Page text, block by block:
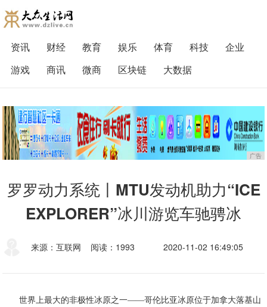
资讯 财经 教育 娱乐 体育 科技
企业
游戏
商讯 微商 区块链 大数据
广告
罗罗动力系统丨MTU发动机助力“ICE
EXPLORER”冰川游览车驰骋冰
来源：互联网 阅读：1993 2020-11-02 16:49:05
世界上最大的非极性冰原之一——哥伦比亚冰原位于加拿大落基山